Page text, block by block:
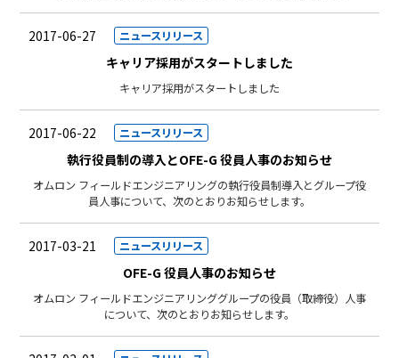
2017-06-27 ニュースリリース
キャリア採用がスタートしました
キャリア採用がスタートしました
2017-06-22 ニュースリリース
執行役員制の導入とOFE-G 役員人事のお知らせ
オムロン フィールドエンジニアリングの執行役員制導入とグループ役
員人事について、次のとおりお知らせします。
2017-03-21 ニュースリリース
OFE-G 役員人事のお知らせ
オムロン フィールドエンジニアリンググループの役員（取締役）人事
について、次のとおりお知らせします。